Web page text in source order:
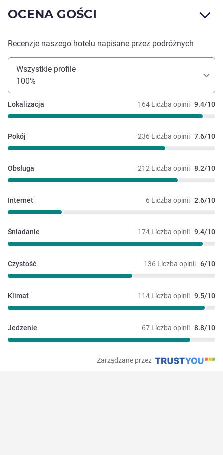
OCENA GOŚCI
Recenzje naszego hotelu napisane przez podróżnych
Wszystkie profile
100%
164 Liczba opinii 9.4/10
Lokalizacja
236 Liczba opinii 7.6/10
Pokój
212 Liczba opinii 8.2/10
Obsługa
6 Liczba opinii 2.6/10
Internet
174 Liczba opinii 9.4/10
Śniadanie
136 Liczba opinii 6/10
Czystość
114 Liczba opinii 9.5/10
Klimat
67 Liczba opinii 8.8/10
Jedzenie
Zarządzane przez